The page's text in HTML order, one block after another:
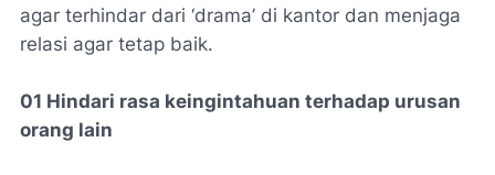
agar terhindar dari ‘drama’ di kantor dan menjaga
relasi agar tetap baik.
01 Hindari rasa keingintahuan terhadap urusan
orang lain